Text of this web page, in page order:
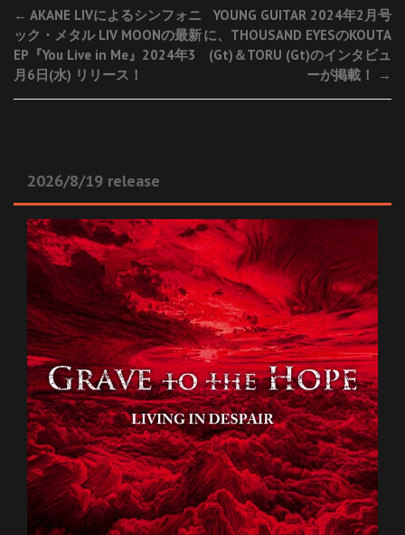
Post
navigation
← AKANE LIVによるシンフォニ
ック・メタル LIV MOONの最新
EP『You Live in Me』2024年3
月6日(水) リリース！
YOUNG GUITAR 2024年2月号
に、THOUSAND EYESのKOUTA
(Gt)＆TORU (Gt)のインタビュ
ーが掲載！
→
2026/8/19 release